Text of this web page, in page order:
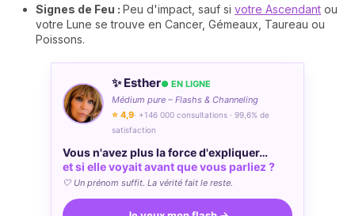
Signes de Feu : Peu d'impact, sauf si votre Ascendant ou
votre Lune se trouve en Cancer, Gémeaux, Taureau ou
Poissons.
✨ Esther● EN LIGNE
Médium pure – Flashs & Channeling
⭐ 4,9· +146 000 consultations · 99,6% de
satisfaction
Vous n'avez plus la force d'expliquer…
et si elle voyait avant que vous parliez ?
🤍 Un prénom suffit. La vérité fait le reste.